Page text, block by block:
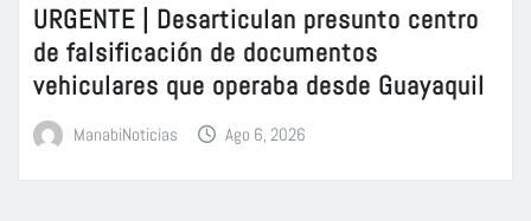
URGENTE | Desarticulan presunto centro
de falsificación de documentos
vehiculares que operaba desde Guayaquil
ManabiNoticias Ago 6, 2026